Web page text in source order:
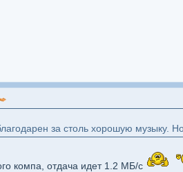
за столь хорошую музыку.
компа, отдача идет 1.2 МБ/с